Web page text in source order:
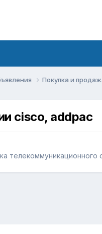
Покупка и
cisco, addpac
телекоммуникационного